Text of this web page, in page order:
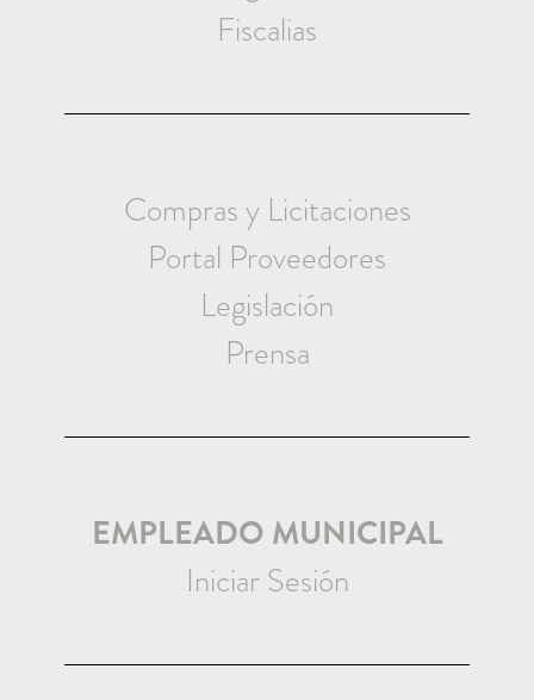
Fiscalias
Compras y Licitaciones
Portal Proveedores
Legislación
Prensa
EMPLEADO MUNICIPAL
Iniciar Sesión